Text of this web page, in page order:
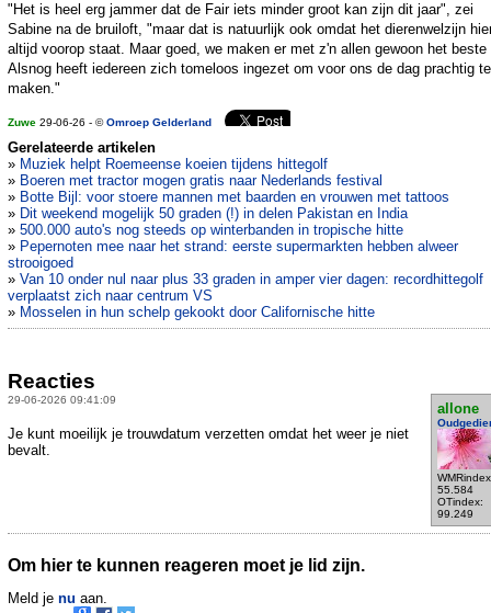
"Het is heel erg jammer dat de Fair iets minder groot kan zijn dit jaar", zei
Sabine na de bruiloft, "maar dat is natuurlijk ook omdat het dierenwelzijn
altijd voorop staat. Maar goed, we maken er met z'n allen gewoon het beste
Alsnog heeft iedereen zich tomeloos ingezet om voor ons de dag prachtig te
maken."
Zuwe 29-06-26 - ©Omroep Gelderland
Gerelateerde artikelen
» Muziek helpt Roemeense koeien tijdens hittegolf
» Boeren met tractor mogen gratis naar Nederlands festival
» Botte Bijl: voor stoere mannen met baarden en vrouwen met tattoos
» Dit weekend mogelijk 50 graden (!) in delen Pakistan en India
» 500.000 auto's nog steeds op winterbanden in tropische hitte
» Pepernoten mee naar het strand: eerste supermarkten hebben alweer
strooigoed
» Van 10 onder nul naar plus 33 graden in amper vier dagen: recordhittegolf
verplaatst zich naar centrum VS
» Mosselen in hun schelp gekookt door Californische hitte
Reacties
29-06-2026 09:41:09
allone
55.584
OTindex:
99.249
Je kunt moeilijk je trouwdatum verzetten omdat het weer je niet
bevalt.
Om hier te kunnen reageren moet je lid zijn.
Meld je nu aan.